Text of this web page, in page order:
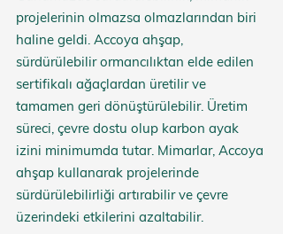
projelerinin olmazsa olmazlarından biri
haline geldi. Accoya ahşap,
sürdürülebilir ormancılıktan elde edilen
sertifikalı ağaçlardan üretilir ve
tamamen geri dönüştürülebilir. Üretim
süreci, çevre dostu olup karbon ayak
izini minimumda tutar. Mimarlar, Accoya
ahşap kullanarak projelerinde
sürdürülebilirliği artırabilir ve çevre
üzerindeki etkilerini azaltabilir.